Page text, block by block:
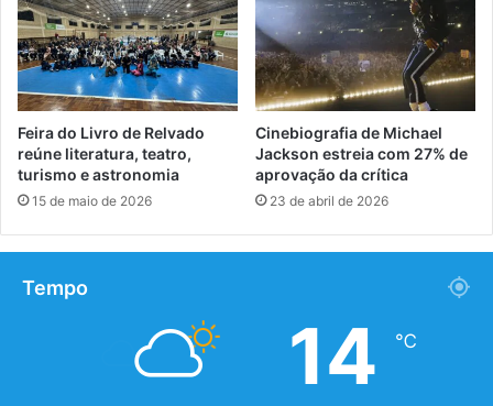
Feira do Livro de Relvado
reúne literatura, teatro,
turismo e astronomia
15 de maio de 2026
Cinebiografia de Michael
Jackson estreia com 27% de
aprovação da crítica
23 de abril de 2026
Tempo
14 ℃